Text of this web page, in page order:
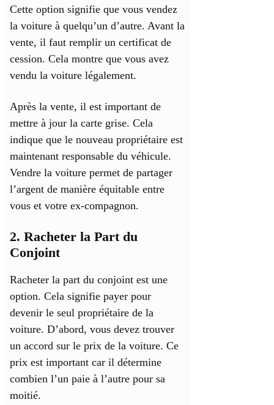
Cette option signifie que vous vendez
la voiture à quelqu’un d’autre. Avant la
vente, il faut remplir un certificat de
cession. Cela montre que vous avez
vendu la voiture légalement.
Après la vente, il est important de
mettre à jour la carte grise. Cela
indique que le nouveau propriétaire est
maintenant responsable du véhicule.
Vendre la voiture permet de partager
l’argent de manière équitable entre
vous et votre ex-compagnon.
2. Racheter la Part du
Conjoint
Racheter la part du conjoint est une
option. Cela signifie payer pour
devenir le seul propriétaire de la
voiture. D’abord, vous devez trouver
un accord sur le prix de la voiture. Ce
prix est important car il détermine
combien l’un paie à l’autre pour sa
moitié.